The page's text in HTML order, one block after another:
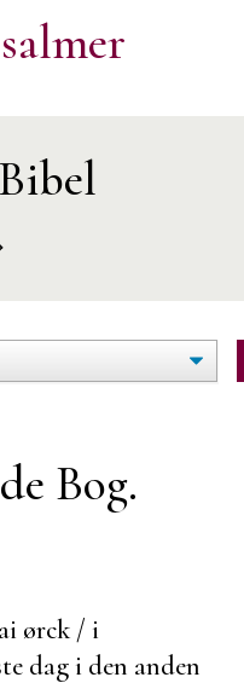
FORMINDSK
Bog.
ørck / i
dag i den anden